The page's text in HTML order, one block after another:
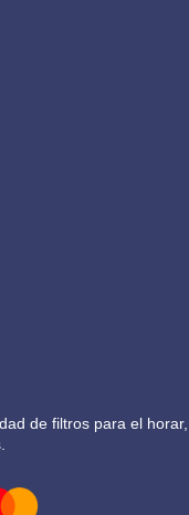
de filtros para el horar,